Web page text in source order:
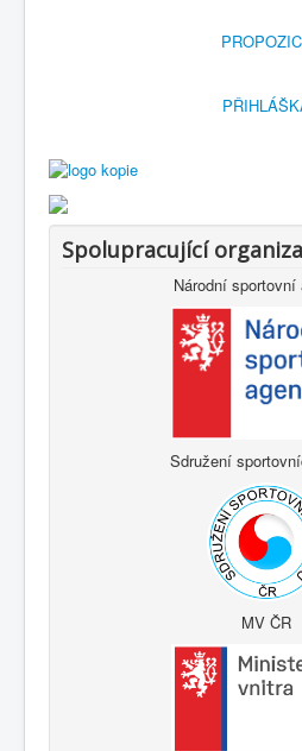
Spolupracující
Národní sportovní
Sdružení
MV ČR